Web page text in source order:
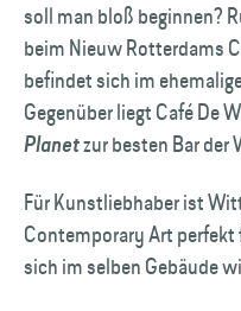
soll man bloß beginnen?
beim Nieuw Rotterdams
befindet sich im
Gegenüber liegt Café De
Planetzur besten Bar der
Für Kunstliebhaber ist
Contemporary Art
sich im selben Gebäude